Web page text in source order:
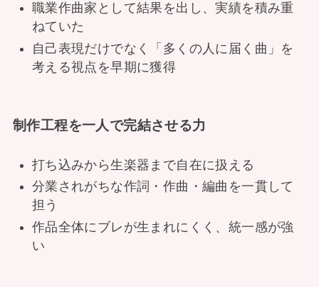
職業作曲家として結果を出し、実績を積み重
ねていた
自己表現だけでなく「多くの人に届く曲」を
考える視点を早期に獲得
制作工程を一人で完結させる力
打ち込みから生楽器まで自在に扱える
分業されがちな作詞・作曲・編曲を一貫して
担う
作品全体にブレが生まれにくく、統一感が強
い